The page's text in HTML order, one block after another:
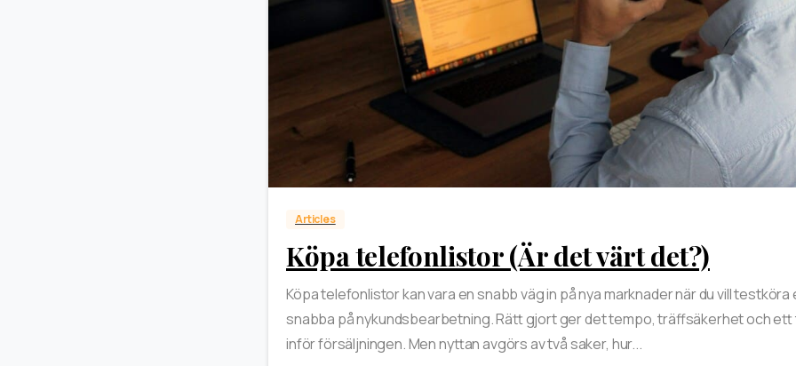
Articles
Köpa telefonlistor (Är det värt det?)
Köpa telefonlistor kan vara en snabb väg in på nya marknader när du vill testköra
snabba på nykundsbearbetning. Rätt gjort ger det tempo, träffsäkerhet och ett
inför försäljningen. Men nyttan avgörs av två saker, hur...